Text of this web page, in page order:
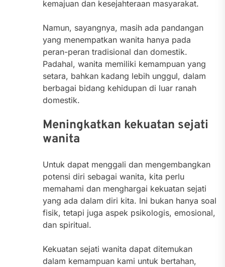
kemajuan dan kesejahteraan masyarakat.
Namun, sayangnya, masih ada pandangan
yang menempatkan wanita hanya pada
peran-peran tradisional dan domestik.
Padahal, wanita memiliki kemampuan yang
setara, bahkan kadang lebih unggul, dalam
berbagai bidang kehidupan di luar ranah
domestik.
Meningkatkan kekuatan sejati
wanita
Untuk dapat menggali dan mengembangkan
potensi diri sebagai wanita, kita perlu
memahami dan menghargai kekuatan sejati
yang ada dalam diri kita. Ini bukan hanya soal
fisik, tetapi juga aspek psikologis, emosional,
dan spiritual.
Kekuatan sejati wanita dapat ditemukan
dalam kemampuan kami untuk bertahan,